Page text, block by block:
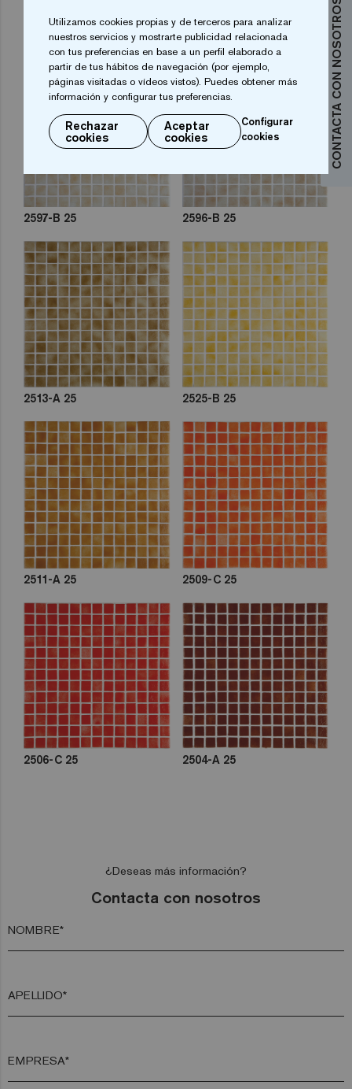
CONTACTA CON NOSOTROS
2585-B 25 2526-B 25
2597-B 25 2596-B 25
2513-A 25 2525-B 25
2511-A 25 2509-C 25
2506-C 25 2504-A 25
¿Deseas más información?
Contacta con nosotros
NOMBRE*
APELLIDO*
EMPRESA*
Utilizamos cookies propias y de terceros para analizar
nuestros servicios y mostrarte publicidad relacionada
con tus preferencias en base a un perfil elaborado a
partir de tus hábitos de navegación (por ejemplo,
páginas visitadas o vídeos vistos). Puedes obtener más
información y configurar tus preferencias.
Rechazar
cookies
Aceptar
cookies
Configurar
cookies